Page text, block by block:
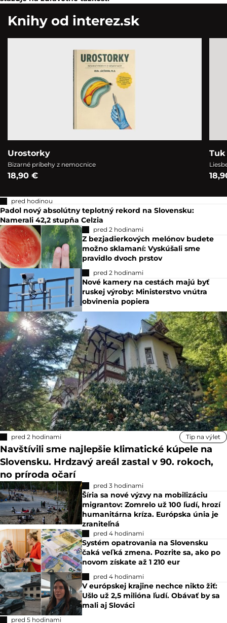
Knihy od interez.sk
Urostorky
Bizarné príbehy z nemocnice
18,90 €
pred hodinou
Padol nový absolútny teplotný rekord na Slovensku:
Namerali 42,2 stupňa Celzia
pred 2 hodinami
Z bezjadierkových melónov budete
možno sklamaní: Vyskúšali sme
pravidlo dvoch prstov
pred 2 hodinami
Nové kamery na cestách majú byť
ruskej výroby: Ministerstvo vnútra
obvinenia popiera
pred 2 hodinami Tip na výlet
Navštívili sme najlepšie klimatické kúpele na
Slovensku. Hrdzavý areál zastal v 90. rokoch,
no príroda očarí
pred 3 hodinami
Šíria sa nové výzvy na mobilizáciu
migrantov: Zomrelo už 100 ľudí, hrozí
humanitárna kríza. Európska únia je
zraniteľná
pred 4 hodinami
Systém opatrovania na Slovensku
čaká veľká zmena. Pozrite sa, ako po
novom získate až 1 210 eur
pred 4 hodinami
V európskej krajine nechce nikto žiť:
Ušlo už 2,5 milióna ľudí. Obávať by sa
mali aj Slováci
pred 5 hodinami